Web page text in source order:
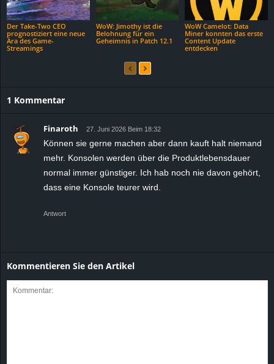
Der Take-Two CEO
prognostiziert eine neue
Ära des Game-
Streamings
WoW: Jimothy ist die
Belohnung für ein
Geheimnis in Patch 12.1
WoW Camelot: Data
Miner konnten das erste
Content Update
entdecken
1 Kommentar
Finaroth 27. Juni 2026 Beim 18:32
Können sie gerne machen aber dann kauft halt niemand
mehr. Konsolen werden über die Produktlebensdauer
normal immer günstiger. Ich hab noch nie davon gehört,
dass eine Konsole teurer wird.
Antwort
Kommentieren Sie den Artikel